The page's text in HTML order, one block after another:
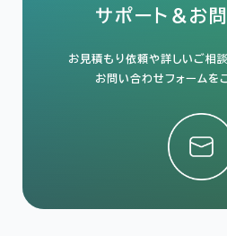
サポート＆お
お見積もり依頼や詳しいご相
お問い合わせフォームを